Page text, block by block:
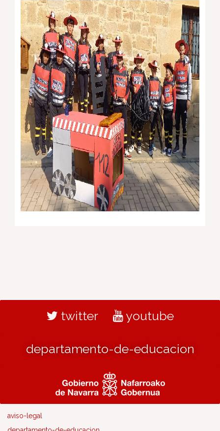
twitter youtube
departamento-de-educacion
aviso-legal